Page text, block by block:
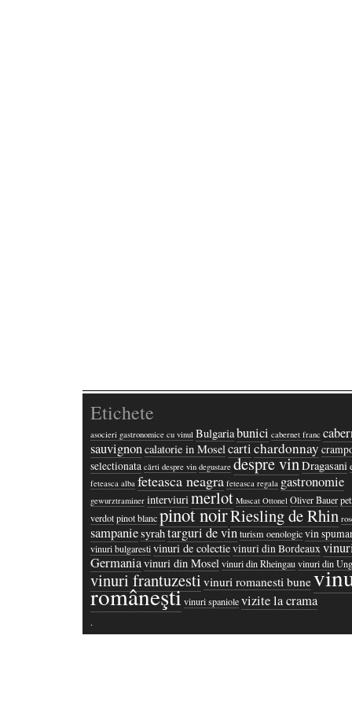
Etichete
asocieri gastronomice cu vinul Bulgariabunici cabernet franc
sauvignoncalatorie in Mosel cartichardonnay
selectionata cărti despre vin degustare despre vinDragasani
feteasca alba feteasca neagra feteasca regala gastronomie
gewurztraminer interviuri merlot Muscat Ottonel Oliver Bauer
verdotpinot blancpinot noirRiesling de Rhin
sampaniesyrahtarguri de vinturism oenologicvin
vinuri bulgarestivinuri de colectievinuri din Bordeaux
Germaniavinuri din Mosel vinuri din Rheingauvinuri din
vinuri frantuzesti vinuri romanesti bune
româneştivinuri spaniolevizite la crama
·